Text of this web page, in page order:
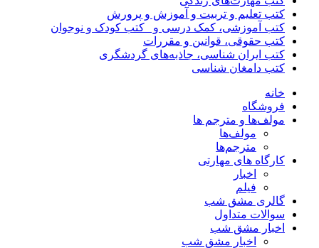
کتب تعلیم و تربیت و آموزش و پرورش
کتب آموزشی، کمک درسی و _کتب کودک و نوجوان
کتب حقوقی، قوانین و مقررات
کتب ایران شناسی، جاذبه‌های گردشگری
کتب دامغان شناسی
خانه
فروشگاه
مولف‌ها و مترجم ها
مولف‌ها
مترجم‌ها
کارگاه های مهارتی
اخبار
فیلم
گالری مشق شب
سوالات متداول
اخبار مشق شب
اخبار مشق شب